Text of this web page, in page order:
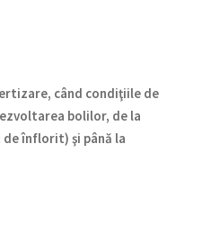
când condiţiile de
bolilor, de la
înflorit) şi până la